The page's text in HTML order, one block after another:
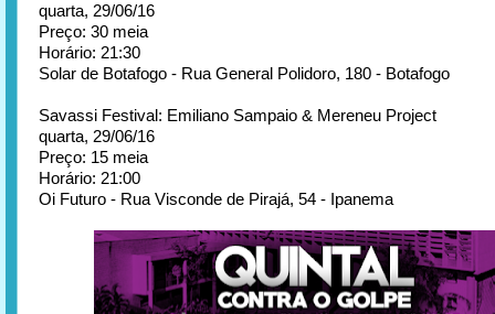
quarta, 29/06/16
Preço: 30 meia
Horário: 21:30
Solar de Botafogo - Rua General Polidoro, 180 - Botafogo
Savassi Festival: Emiliano Sampaio & Mereneu Project
quarta, 29/06/16
Preço: 15 meia
Horário: 21:00
Oi Futuro - Rua Visconde de Pirajá, 54 - Ipanema